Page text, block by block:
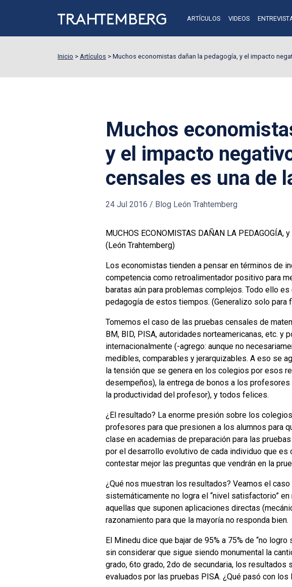
ARTÍCULOS VIDEOS
Inicio > Artículos > Muchos economistas dañan la pedagogía, y el impacto
Muchos
y el impacto
censales es una de
24 Jul 2016 / Blog León Trahtemberg
MUCHOS ECONOMISTAS DAÑAN LA
(León Trahtemberg)
Los economistas tienden a pensar en términos de
competencia como retroalimentador positivo para
baratas aún para problemas complejos. Todo ello
pedagogía de estos tiempos. (Generalizo solo
Tomemos el caso de las pruebas censales de
BM, BID, PISA, autoridades norteamericanas, etc.
internacionalmente (-agrego: aunque no
medibles, comparables y jerarquizables. A eso se
la tensión que se genera en los colegios por esos
desempeños), la entrega de bonos a los
la productividad del profesor), y todos felices.
¿El resultado? La enorme presión sobre los
profesores para que presionen a los alumnos para
clase en academias de preparación para las
por el desarrollo evolutivo de cada individuo que
contestar mejor las preguntas que vendrán en la
¿Qué nos muestran los resultados? Veamos el
sistemáticamente no logra el “nivel satisfactorio”
aquellas que suponen aplicaciones directas
razonamiento para que la mayoría no responda bien.
El Minedu dice que bajar de 95% a 75% de “no
sin considerar que sigue siendo monumental la
grado, 6to grado, 2do de secundaria, los
evaluados por las pruebas PISA. ¿Qué pasó con